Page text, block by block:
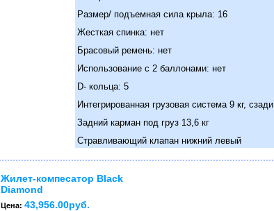
Размер/ подъемная сила крыла: 16
Жесткая спинка: нет
Брасовый ремень: нет
Использование с 2 баллонами: нет
D- кольца: 5
Интегрированная грузовая система 9 кг, сзади
Задний карман под груз 13,6 кг
Стравливающий клапан нижний левый
Жилет-компесатор Black
Diamond
Цена: 43,956.00руб.